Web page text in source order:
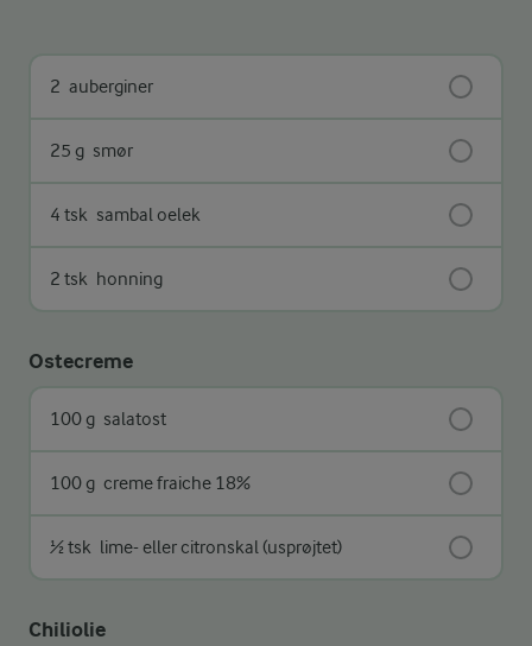
2 auberginer
25 g smør
4 tsk sambal oelek
2 tsk honning
Ostecreme
100 g salatost
100 g creme fraiche 18%
½ tsk lime- eller citronskal (usprøjtet)
Chiliolie